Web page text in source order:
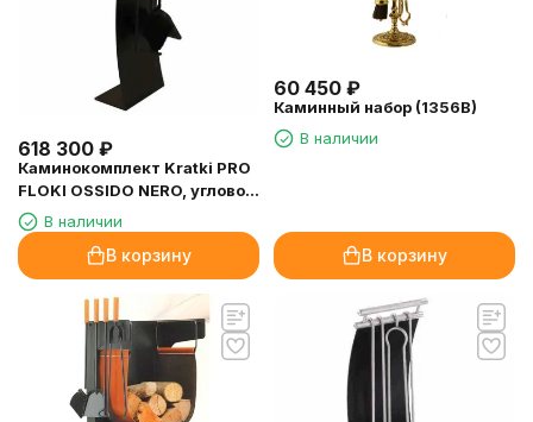
618 300 ₽
Каминокомплект Kratki PRO
FLOKI OSSIDO NERO, угловое
стекло справа (Чёрная
футеровка)
В наличии
В корзину
60 450 ₽
Каминный набор (1356B)
В наличии
В корзину